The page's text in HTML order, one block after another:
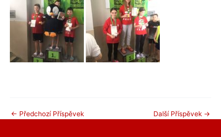
← Předchozí Příspěvek Další Příspěvek →